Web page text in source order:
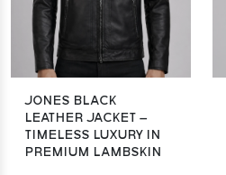
JONES BLACK
LEATHER JACKET –
TIMELESS LUXURY IN
PREMIUM LAMBSKIN